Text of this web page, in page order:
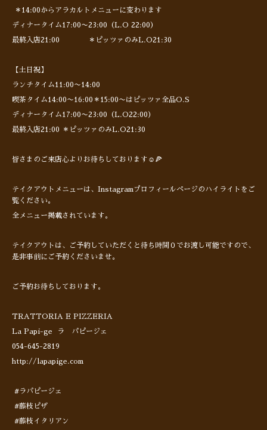
＊14:00からアラカルトメニューに変わります
ディナータイム17:00〜23:00（L.O 22:00）
最終入店21:00 ＊ピッツァのみL.O21:30
【土日祝】
ランチタイム11:00〜14:00
喫茶タイム14:00〜16:00＊15:00〜はピッツァ全品O.S
ディナータイム17:00〜23:00（L.O22:00）
最終入店21:00 ＊ピッツァのみL.O21:30
皆さまのご来店心よりお待ちしております☺️🍕
テイクアウトメニューは、Instagramプロフィールページのハイライトをご
覧ください。
全メニュー掲載されています。
テイクアウトは、ご予約していただくと待ち時間０でお渡し可能ですので、
是非事前にご予約くださいませ。
ご予約お待ちしております。
TRATTORIA E PIZZERIA
La Papi-ge ラ パピージェ
054-645-2819
http://lapapige.com
#ラパピージェ
#藤枝ピザ
#藤枝イタリアン